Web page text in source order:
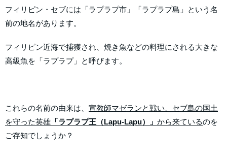
フィリピン・セブには「ラプラプ市」「ラプラプ島」という名
前の地名があります。
フィリピン近海で捕獲され、焼き魚などの料理にされる大きな
高級魚を「ラプラプ」と呼びます。
これらの名前の由来は、 宣教師マゼランと戦い、セブ島の国土
を守った英雄 「ラプラプ王（Lapu-Lapu）」 から来ているのを
ご存知でしょうか？